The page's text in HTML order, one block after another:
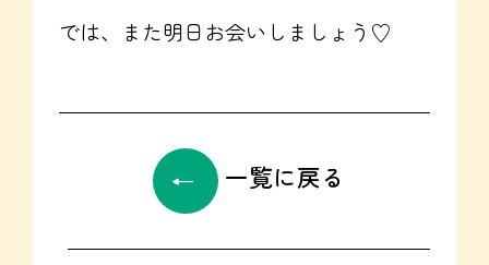
では、また明日お会いしましょう♡
一覧に戻る